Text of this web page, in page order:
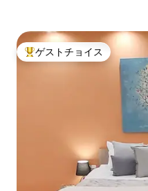
大好評のゲストチョイスで
ゲストチョイス